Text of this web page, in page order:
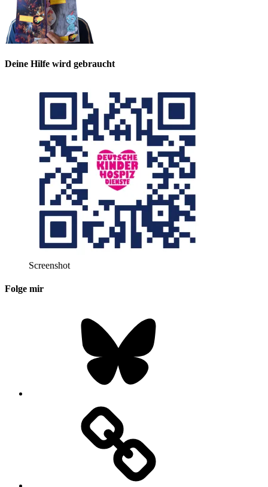
Deine Hilfe wird gebraucht
Screenshot
Folge mir